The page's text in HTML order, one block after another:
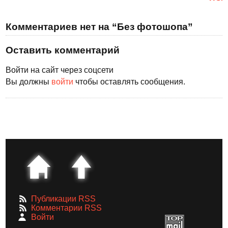
Комментариев нет на “Без фотошопа”
Оставить комментарий
Войти на сайт через соцсети
Вы должны войти чтобы оставлять сообщения.
Публикации RSS
Комментарии RSS
Войти